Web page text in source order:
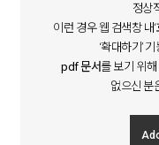
정상
이런 경우 웹 검색창 내‘
‘확대하기’
pdf 문서를 보기 위해
없으신 분